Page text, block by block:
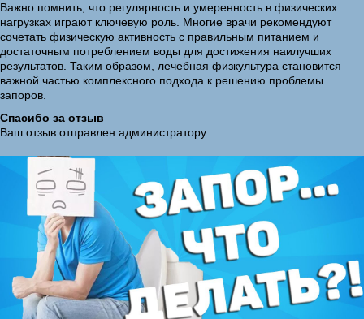
Важно помнить, что регулярность и умеренность в физических
нагрузках играют ключевую роль. Многие врачи рекомендуют
сочетать физическую активность с правильным питанием и
достаточным потреблением воды для достижения наилучших
результатов. Таким образом, лечебная физкультура становится
важной частью комплексного подхода к решению проблемы
запоров.
Спасибо за отзыв
Ваш отзыв отправлен администратору.